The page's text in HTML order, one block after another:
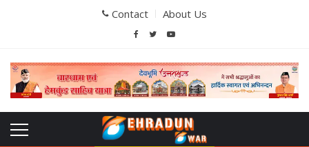
Contact About Us